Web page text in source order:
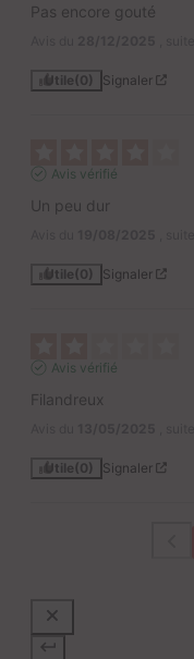
Pas encore gouté
Utile(0) Signaler
Avis vérifié
Un peu dur
Utile(0) Signaler
Avis vérifié
Filandreux
Utile(0) Signaler